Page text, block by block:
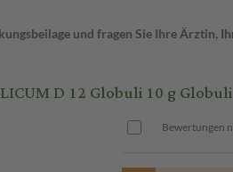
und fragen Sie Ihre Ärztin,
D 12 Globuli 10 g Globuli
Bewertungen